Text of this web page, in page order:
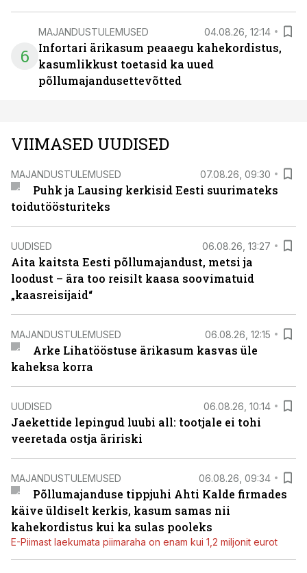
6
MAJANDUSTULEMUSED 04.08.26, 12:14
Infortari ärikasum peaaegu kahekordistus,
kasumlikkust toetasid ka uued
põllumajandusettevõtted
VIIMASED UUDISED
MAJANDUSTULEMUSED 07.08.26, 09:30
Puhk ja Lausing kerkisid Eesti suurimateks
toidutöösturiteks
UUDISED 06.08.26, 13:27
Aita kaitsta Eesti põllumajandust, metsi ja
loodust – ära too reisilt kaasa soovimatuid
„kaasreisijaid“
MAJANDUSTULEMUSED 06.08.26, 12:15
Arke Lihatööstuse ärikasum kasvas üle
kaheksa korra
UUDISED 06.08.26, 10:14
Jaekettide lepingud luubi all: tootjale ei tohi
veeretada ostja äririski
MAJANDUSTULEMUSED 06.08.26, 09:34
Põllumajanduse tippjuhi Ahti Kalde firmades
käive üldiselt kerkis, kasum samas nii
kahekordistus kui ka sulas pooleks
E-Piimast laekumata piimaraha on enam kui 1,2 miljonit eurot